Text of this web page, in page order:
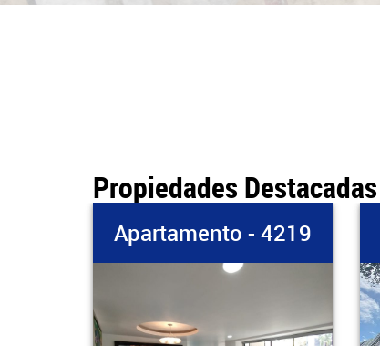
Propiedades Destacadas
Apartamento - 4541